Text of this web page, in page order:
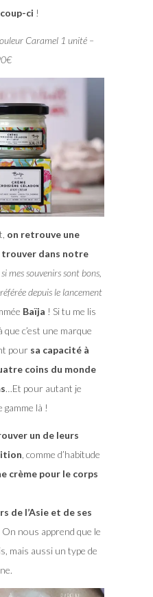
ci !
Caramel 1 unité –
on retrouve une
trouver dans notre
mes souvenirs sont bons,
depuis le lancement
Baïja ! Si tu me lis
c’est une marque
poursa capacité à
coins du monde
…Et pour autant je
gamme là !
un de leurs
, comme d’habitude
crème pour le corps
de l’Asie et de ses
On nous apprend que le
mais aussi un type de